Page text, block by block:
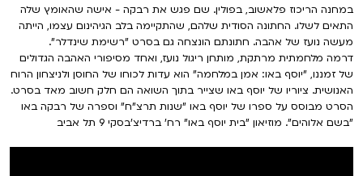
במחנה הריכוז פלאשוב, בפולין. שם פגש את רבקה - אישה שהאומץ שלה
התאים לשלו. החתונה הסודית שלהם, שהתקיימה בלב הגיהינום עצמו, הייתה
מעשה נועז של אהבה. חתונתם הונצחה גם בסרט "רשימת שינדלר".
דרמה מלחמתית מרתקת, מותחן ריגול נועז, ואחד מסיפורי האהבה הגדולים
של זמננו, "יוסף באו: אמן במלחמה" הוא עדות לכוחו של החוסן ולניצחון הרוח
האנושית. ציוריו של יוסף באו שצייר בתוך השואה הם חלק חשוב מאד בסרט.
הסרט מבוסס על ספרו של יוסף באו "שנות תרצ"ח" וספרה של רבקה באו
"בשם אלוהים". מוזיאון "בית יוסף באו" רח' ברדיצ'בסקי 9 תל אביב